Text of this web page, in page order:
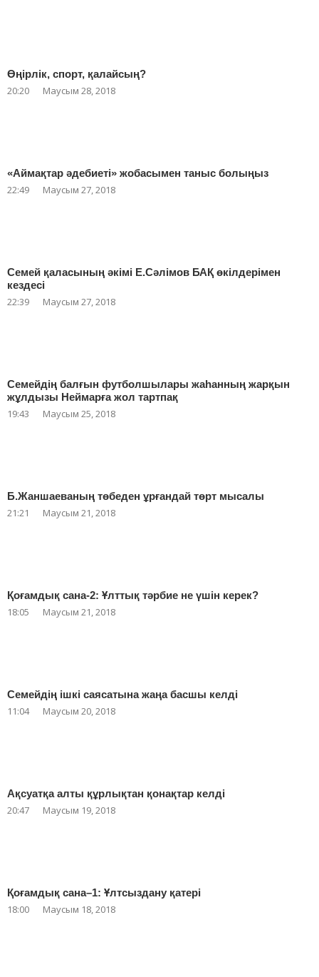
Өңірлік, спорт, қалайсың?
20:20 Маусым 28, 2018
«Аймақтар әдебиеті» жобасымен таныс болыңыз
22:49 Маусым 27, 2018
Семей қаласының әкімі Е.Сәлімов БАҚ өкілдерімен
кездесі
22:39 Маусым 27, 2018
Семейдің балғын футболшылары жаһанның жарқын
жұлдызы Неймарға жол тартпақ
19:43 Маусым 25, 2018
Б.Жаншаеваның төбеден ұрғандай төрт мысалы
21:21 Маусым 21, 2018
Қоғамдық сана-2: Ұлттық тәрбие не үшін керек?
18:05 Маусым 21, 2018
Семейдің ішкі саясатына жаңа басшы келді
11:04 Маусым 20, 2018
Ақсуатқа алты құрлықтан қонақтар келді
20:47 Маусым 19, 2018
Қоғамдық сана–1: Ұлтсыздану қатері
18:00 Маусым 18, 2018